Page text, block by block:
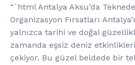
“`html Antalya Aksu’da
Organizasyon Fırsatları
yalnızca tarihi ve doğal
zamanda eşsiz deniz
çekiyor. Bu güzel beldede bir